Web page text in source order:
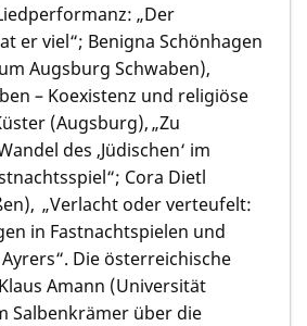
„Der
er viel“; Benigna Schönhagen
Augsburg Schwaben),
– Koexistenz und religiöse
(Augsburg), „Zu
des ‚Jüdischen‘ im
Cora Dietl
„Verlacht oder verteufelt:
in Fastnachtspielen und
Die österreichische
Amann (Universität
Salbenkrämer über die